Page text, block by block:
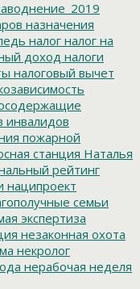
назначения
налог налог на
доход налоги
налоговый вычет
инвалидов
пожарной
станция Наталья
рейтинг
наципроект
семьи
экспертиза
незаконная охота
некролог
нерабочая неделя